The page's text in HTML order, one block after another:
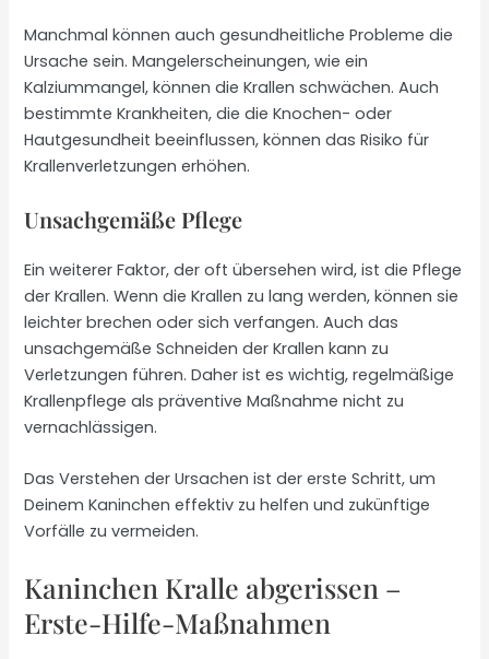
Manchmal können auch gesundheitliche Probleme die
Ursache sein. Mangelerscheinungen, wie ein
Kalziummangel, können die Krallen schwächen. Auch
bestimmte Krankheiten, die die Knochen- oder
Hautgesundheit beeinflussen, können das Risiko für
Krallenverletzungen erhöhen.
Unsachgemäße Pflege
Ein weiterer Faktor, der oft übersehen wird, ist die Pflege
der Krallen. Wenn die Krallen zu lang werden, können sie
leichter brechen oder sich verfangen. Auch das
unsachgemäße Schneiden der Krallen kann zu
Verletzungen führen. Daher ist es wichtig, regelmäßige
Krallenpflege als präventive Maßnahme nicht zu
vernachlässigen.
Das Verstehen der Ursachen ist der erste Schritt, um
Deinem Kaninchen effektiv zu helfen und zukünftige
Vorfälle zu vermeiden.
Kaninchen Kralle abgerissen –
Erste-Hilfe-Maßnahmen